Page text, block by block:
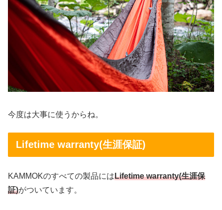
今度は大事に使うからね。
Lifetime warranty(生涯保証)
KAMMOKのすべての製品にはLifetime warranty(生涯保
証)がついています。